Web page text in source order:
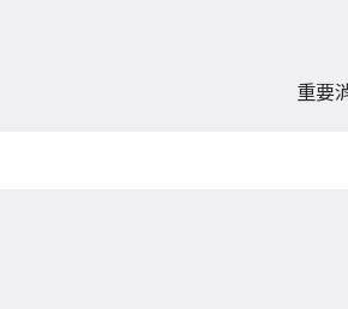
重要